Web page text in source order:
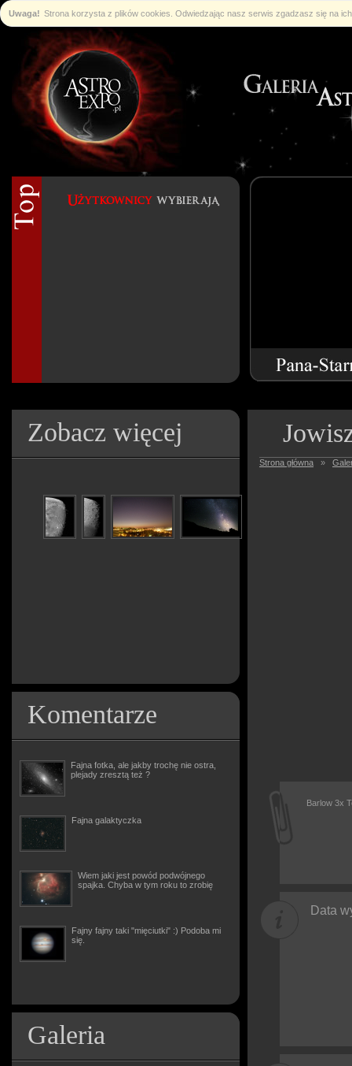
Uwaga! Strona korzysta z plików cookies. Odwiedzając nasz serwis zgadzasz się na
Zobacz więcej
Komentarze
Fajna fotka, ale jakby trochę nie ostra,
plejady zresztą też ?
Fajna galaktyczka
Wiem jaki jest powód podwójnego
spajka. Chyba w tym roku to zrobię
Fajny fajny taki "mięciutki" :) Podoba mi
się.
Galeria
Strona główna »
Barlow 3x
Data